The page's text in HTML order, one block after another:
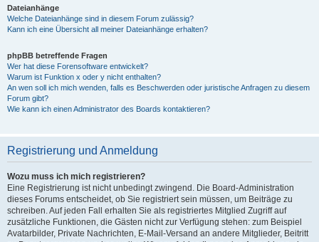
Dateianhänge
Welche Dateianhänge sind in diesem Forum zulässig?
Kann ich eine Übersicht all meiner Dateianhänge erhalten?
phpBB betreffende Fragen
Wer hat diese Forensoftware entwickelt?
Warum ist Funktion x oder y nicht enthalten?
An wen soll ich mich wenden, falls es Beschwerden oder juristische Anfragen zu diesem
Forum gibt?
Wie kann ich einen Administrator des Boards kontaktieren?
Registrierung und Anmeldung
Wozu muss ich mich registrieren?
Eine Registrierung ist nicht unbedingt zwingend. Die Board-Administration
dieses Forums entscheidet, ob Sie registriert sein müssen, um Beiträge zu
schreiben. Auf jeden Fall erhalten Sie als registriertes Mitglied Zugriff auf
zusätzliche Funktionen, die Gästen nicht zur Verfügung stehen: zum Beispiel
Avatarbilder, Private Nachrichten, E-Mail-Versand an andere Mitglieder, Beitritt